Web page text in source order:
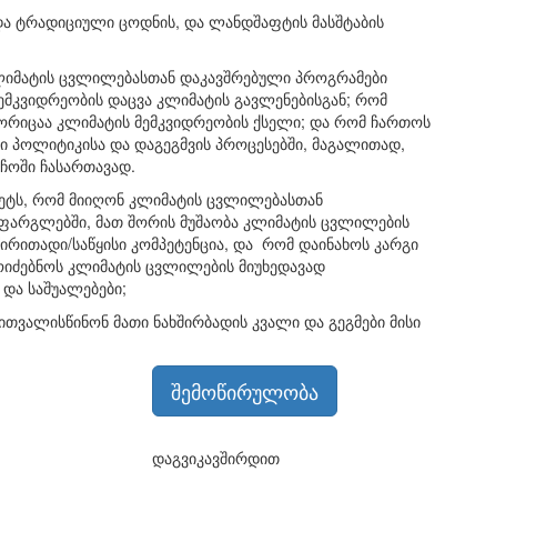
ტრადიციული ცოდნის, და ლანდშაფტის მასშტაბის
ცვლილებასთან დაკავშრებული პროგრამები
დაცვა კლიმატის გავლენებისგან; რომ
კლიმატის მემკვიდრეობის ქსელი; და რომ ჩართოს
პოლიტიკისა და დაგეგმვის პროცესებში, მაგალითად,
ჩასართავად.
რომ მიიღონ კლიმატის ცვლილებასთან
მათ შორის მუშაობა კლიმატის ცვლილების
საწყისი კომპეტენცია, და რომ დაინახოს კარგი
კლიმატის ცვლილების მიუხედავად
საშუალებები;
მათი ნახშირბადის კვალი და გეგმები მისი
შემოწირულობა
დაგვიკავშირდით